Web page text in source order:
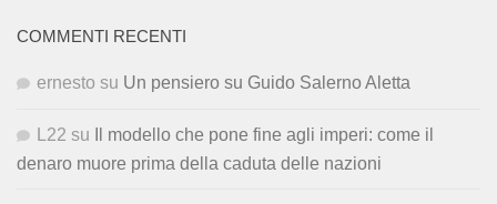
COMMENTI RECENTI
ernesto su Un pensiero su Guido Salerno Aletta
L22 su
Il modello che pone fine agli imperi: come il
denaro muore prima della caduta delle nazioni